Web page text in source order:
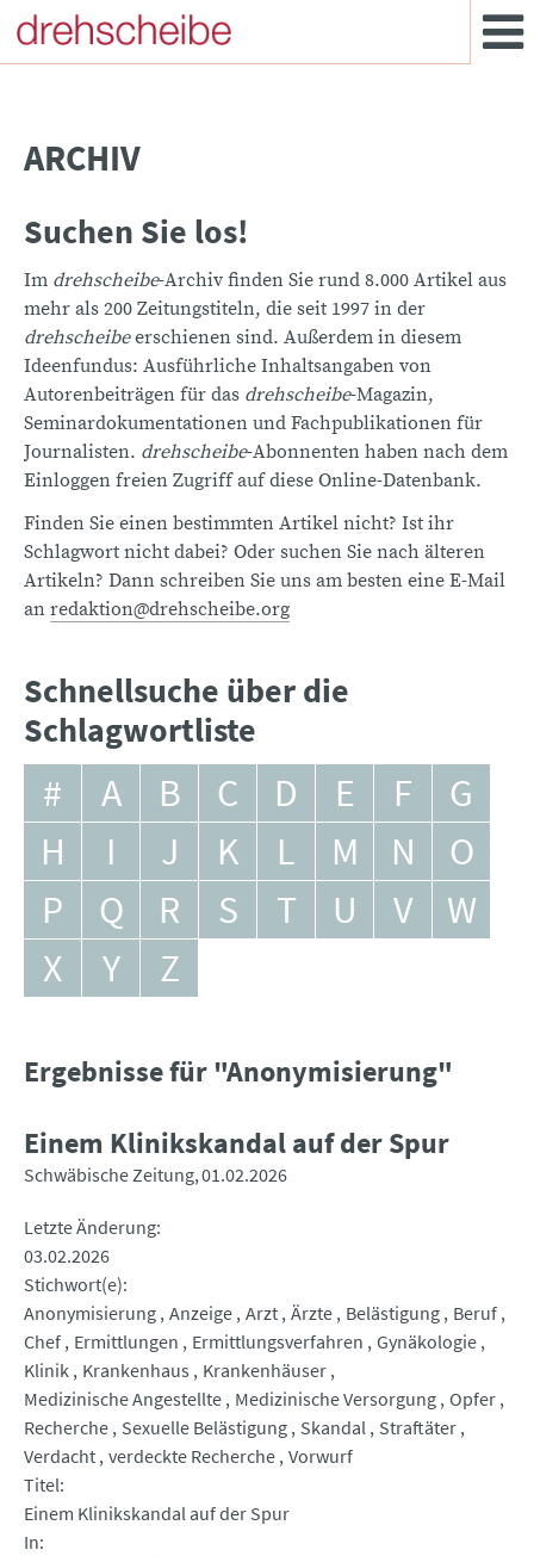
ARCHIV
Suchen Sie los!
Im drehscheibe-Archiv finden Sie rund 8.000 Artikel aus
mehr als 200 Zeitungstiteln, die seit 1997 in der
drehscheibeerschienen sind. Außerdem in diesem
Ideenfundus: Ausführliche Inhaltsangaben von
Autorenbeiträgen für das drehscheibe-Magazin,
Seminardokumentationen und Fachpublikationen für
Journalisten. drehscheibe-Abonnenten haben nach dem
Einloggen freien Zugriff auf diese Online-Datenbank.
Finden Sie einen bestimmten Artikel nicht? Ist ihr
Schlagwort nicht dabei? Oder suchen Sie nach älteren
Artikeln? Dann schreiben Sie uns am besten eine E-Mail
an redaktion@drehscheibe.org
Schnellsuche über die
Schlagwortliste
# A B C D E F
G
H
I J K L M N
O
P
Q R S T U V
W
X
Y Z
Ergebnisse für "Anonymisierung"
Einem Klinikskandal auf der Spur
Schwäbische Zeitung 01.02.2026
Letzte Änderung
03.02.2026
Stichwort(e)
Anonymisierung Anzeige Arzt Ärzte Belästigung Beruf
Chef Ermittlungen Ermittlungsverfahren Gynäkologie
Klinik Krankenhaus
Krankenhäuser
Medizinische Angestellte Medizinische Versorgung Opfer
Recherche Sexuelle Belästigung Skandal Straftäter
Verdacht verdeckte Recherche Vorwurf
Titel
Einem Klinikskandal auf der Spur
In